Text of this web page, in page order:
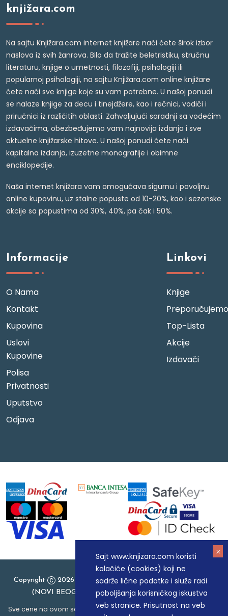
Sajt www.knjizara.com koristi
kolačiće (cookies) koji ne
sadrže lične podatke i služe radi
poboljšanja korisničkog iskustva
veb stranice. Prisutnost na veb
knjižara.com
Na sajtu Knjižara.com internet knjižare naći ćete širok izbor
naslova iz svih žanrova. Bilo da tražite beletristiku, stručnu
literaturu, knjige o umetnosti, filozofiji, psihologiji ili
popularnoj psihologiji, na sajtu Knjižara.com online knjižare
ćete naći sve knjige koje su vam potrebne. U našoj ponudi
se nalaze knjige za decu i tinejdžere, kao i rečnici, vodiči i
priručnici iz različitih oblasti. Zahvaljujući saradnji sa vodećim
izdavačima, obezbeđujemo vam najnovija izdanja i sve
aktuelne knjižarske hitove. U našoj ponudi ćete naći
kapitalna izdanja, izuzetne monografije i obimne
enciklopedije.
Naša internet knjižara vam omogućava sigurnu i povoljnu
online kupovinu, uz stalne popuste od 10-20%, kao i sezonske
akcije sa popustima od 30%, 40%, pa čak i 50%.
Informacije
O Nama
Kontakt
Kupovina
Uslovi
Kupovine
Polisa
Privatnosti
Uputstvo
Odjava
Linkovi
Knjige
Preporučujemo
Top-Lista
Akcije
Izdavači
Copyright
2026 Knjizara.com - MAKART DOO BEOGRAD
(NOVI BEOGRAD), PIB: 105184104, MB: 20337524
Sve cene na ovom sajtu iskazane su u dinarima. PDV je uračunat u